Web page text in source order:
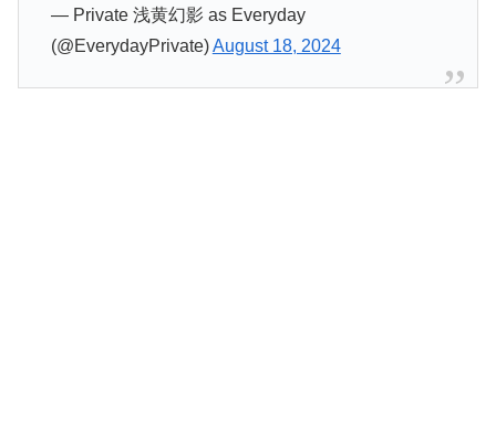
— Private 浅黄幻影 as Everyday
(@EverydayPrivate)August 18, 2024